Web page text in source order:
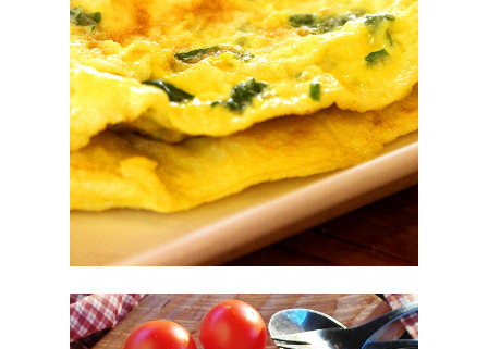
Salade verte
Fromage
Fruits de saison